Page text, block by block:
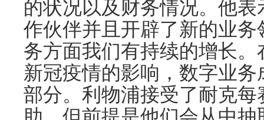
的状况以及财务情况。他
作伙伴并且开辟了新的业
务方面我们有持续的增长
新冠疫情的影响，数字业
部分。利物浦接受了耐克